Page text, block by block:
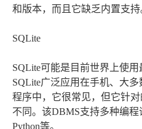
和版本，而且它缺乏内置支持
SQLite
SQLite可能是目前世界上使用
SQLite广泛应用在手机、大
程序中，它很常见，但它针
不同。该DBMS支持多种编程
Python等。